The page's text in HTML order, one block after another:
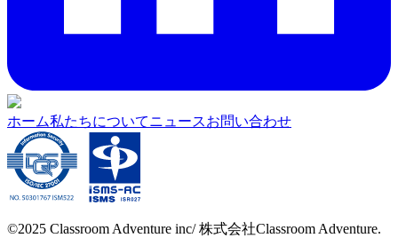
ホーム私たちについてニュースお問い合わせ
©2025 Classroom Adventure inc/ 株式会社Classroom Adventure.